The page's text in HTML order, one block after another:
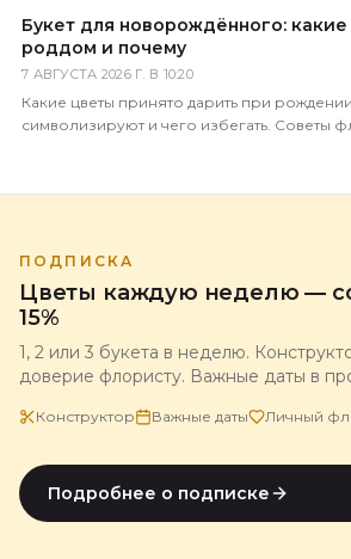
Букет для новорождённого:
роддом и почему
7 АВГУСТА 2026 Г. В 10:20
Какие цветы принято дарить при
символизируют и чего избегать. Советы
ПОДПИСКА
Цветы каждую неделю —
15%
1, 2 или 3 букета в неделю.
доверие флористу. Важные даты в
Конструктор Важные даты Личный
Подробнее о подписке